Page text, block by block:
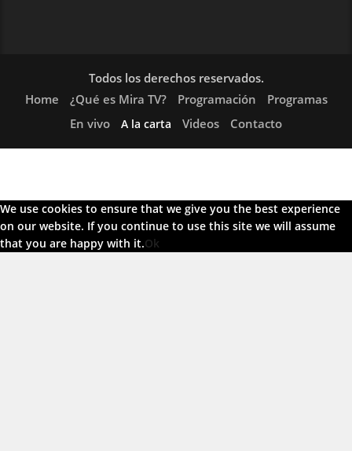
Todos los derechos reservados.
Home
¿Qué es Mira TV? Programación
Programas
En vivo
A la carta Videos Contacto
We use cookies to ensure that we give you the best experience
on our website. If you continue to use this site we will assume
that you are happy with it.Ok